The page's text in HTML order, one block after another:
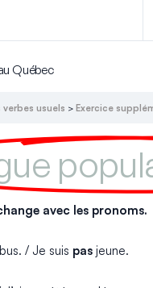
Québec
verbes usuels Exercice
avec les pronoms.
/ Je suis pas jeune.